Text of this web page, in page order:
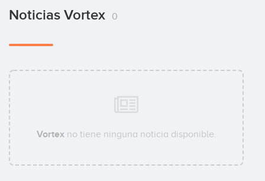
Noticias Vortex 0
Vortexno tiene ninguna noticia disponible.